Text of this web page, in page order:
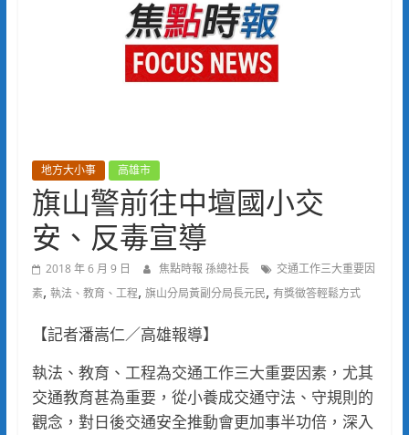
地方大小事 高雄市
旗山警前往中壇國小交
安、反毒宣導
2018 年 6 月 9 日 焦點時報 孫總社長
交通工作三大重要因
素, 執法、教育、工程, 旗山分局黃副分局長元民, 有獎徵答輕鬆方式
【記者潘嵩仁／高雄報導】
執法、教育、工程為交通工作三大重要因素，尤其
交通教育甚為重要，從小養成交通守法、守規則的
觀念，對日後交通安全推動會更加事半功倍，深入